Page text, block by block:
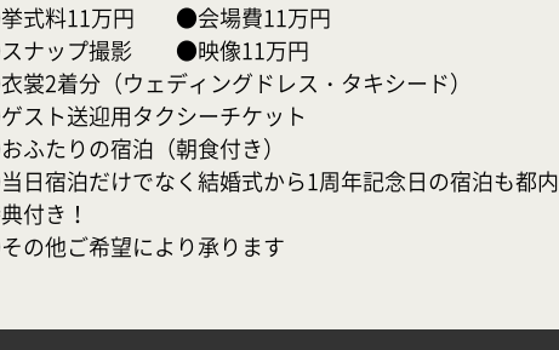
式料11万円　    ●会場費11万円
ナップ撮影　　●映像11万円
裳2着分（ウェディングドレス・タキシード）
スト送迎用タクシーチケット
ふたりの宿泊（朝食付き）
日宿泊だけでなく結婚式から1周年記念日の宿泊も都
付き！
の他ご希望により承ります